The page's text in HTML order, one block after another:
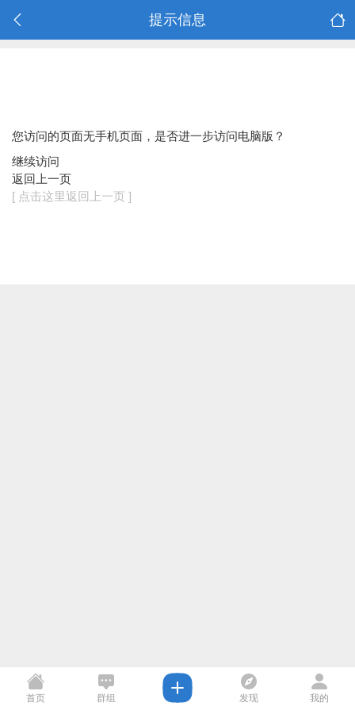
提示信息
您访问的页面无手机页面，是否进一步访问电脑版？
继续访问
返回上一页
[ 点击这里返回上一页 ]
首页 群组 发现 我的